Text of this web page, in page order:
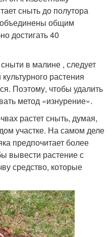
сныть до полутора
общим
достигать 40
в малине , следует
растения
Поэтому, чтобы удалить
метод «изнурение».
растет сныть, думая,
участке. На самом деле
предпочитает более
вывести растение с
средство, которые